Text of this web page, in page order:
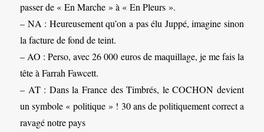
passer de « En Marche » à « En Pleurs ».
– NA : Heureusement qu’on a pas élu Juppé, imagine sinon
la facture de fond de teint.
– AO : Perso, avec 26 000 euros de maquillage, je me fais la
tête à Farrah Fawcett.
– AT : Dans la France des Timbrés, le COCHON devient
un symbole « politique » ! 30 ans de politiquement correct a
ravagé notre pays